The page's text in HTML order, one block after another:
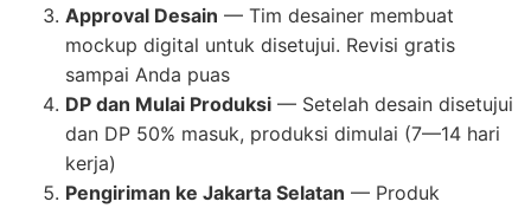
Approval Desain — Tim desainer membuat
mockup digital untuk disetujui. Revisi gratis
sampai Anda puas
DP dan Mulai Produksi — Setelah desain disetujui
dan DP 50% masuk, produksi dimulai (7—14 hari
kerja)
Pengiriman ke Jakarta Selatan — Produk